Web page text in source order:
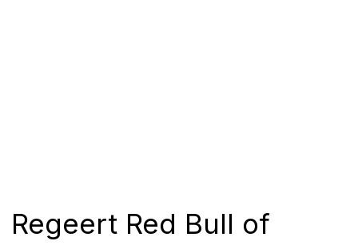
Regeert Red Bull of